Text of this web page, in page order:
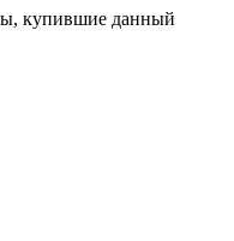
купившие данный